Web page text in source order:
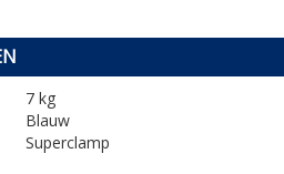
7 kg
Blauw
Superclamp